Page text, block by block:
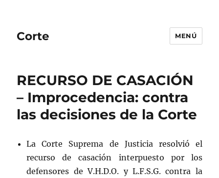
Corte MENÚ
RECURSO DE CASACIÓN
– Improcedencia: contra
las decisiones de la Corte
La Corte Suprema de Justicia resolvió el
recurso de casación interpuesto por los
defensores de V.H.D.O. y L.F.S.G. contra la